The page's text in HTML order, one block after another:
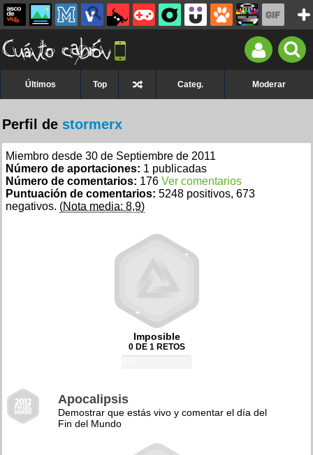
Últimos Top Categ. Moderar
Perfil de stormerx
Miembro desde 30 de Septiembre de 2011
Número de aportaciones: 1 publicadas
Número de comentarios: 176 Ver comentarios
Puntuación de comentarios: 5248 positivos, 673
negativos. (Nota media: 8,9)
Imposible
0 DE 1 RETOS
Apocalipsis
Demostrar que estás vivo y comentar el día del
Fin del Mundo